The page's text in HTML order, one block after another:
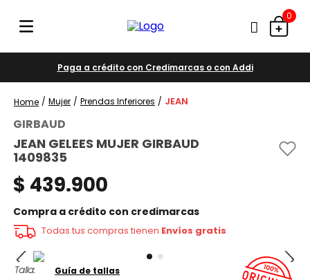
0
Paga a crédito con Credimarcas o con Addi
Mujer Prendas Inferiores JEAN
GIRBAUD
JEAN GELEES MUJER GIRBAUD
1409835
$ 439.900
Compra a crédito con credimarcas
Todas tus compras tienen Envíos gratis
Talla Guía de tallas